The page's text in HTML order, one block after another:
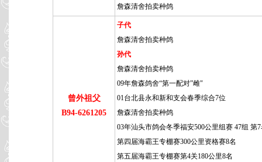
詹森清舍拍卖种鸽
曾外祖父
B94-6261205
子代
詹森清舍拍卖种鸽
孙代
詹森清舍拍卖种鸽
09年詹森鸽舍“第一配对”雌"
01台北县永和新和支会春季综合7位
詹森清舍拍卖种鸽
03年汕头市鸽会冬季福安500公里组赛 47组 第
第四届海霸王专棚赛300公里资格赛8名
第五届海霸王专棚赛第4关180公里8名